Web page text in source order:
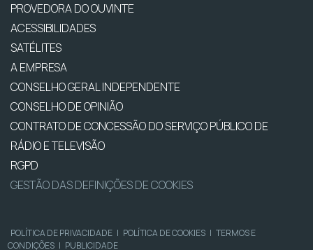
PROVEDORA DO OUVINTE
ACESSIBILIDADES
SATÉLITES
A EMPRESA
CONSELHO GERAL INDEPENDENTE
CONSELHO DE OPINIÃO
CONTRATO DE CONCESSÃO DO SERVIÇO PÚBLICO DE
RÁDIO E TELEVISÃO
RGPD
GESTÃO DAS DEFINIÇÕES DE COOKIES
POLÍTICA DE PRIVACIDADE | POLÍTICA DE COOKIES | TERMOS E
CONDIÇÕES | PUBLICIDADE